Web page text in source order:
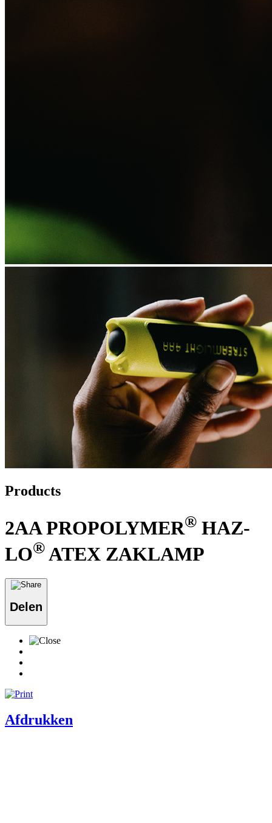
Products
2AA PROPOLYMER® HAZ-
LO® ATEX ZAKLAMP
Delen
Afdrukken